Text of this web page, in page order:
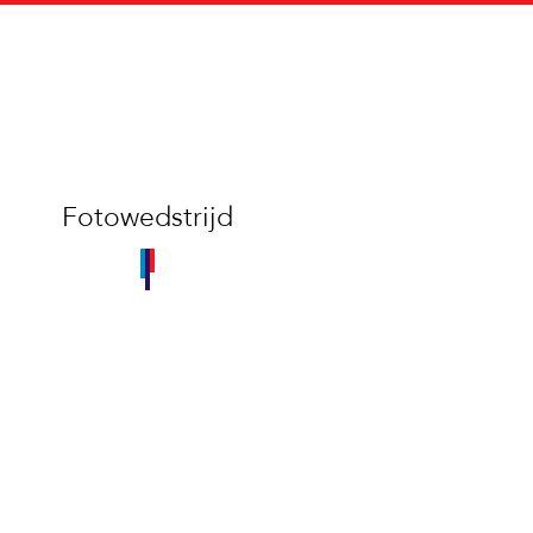
Fotowedstrijd